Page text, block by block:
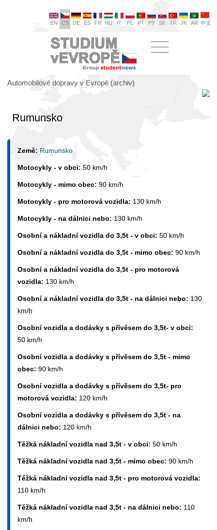
EN CS DE ES FR HU IT PL PT РУ SK TR УК AR 中文
Automobilové dopravy v Evropě (archiv)
Rumunsko
Země: Rumunsko
Motocykly - v obci: 50 km/h
Motocykly - mimo obec: 90 km/h
Motocykly - pro motorová vozidla: 130 km/h
Motocykly - na dálnici nebo: 130 km/h
Osobní a nákladní vozidla do 3,5t - v obci: 50 km/h
Osobní a nákladní vozidla do 3,5t - mimo obec: 90 km/h
Osobní a nákladní vozidla do 3,5t - pro motorová
vozidla: 130 km/h
Osobní a nákladní vozidla do 3,5t - na dálnici nebo: 130
km/h
Osobní vozidla a dodávky s přívěsem do 3,5t- v obci:
50 km/h
Osobní vozidla a dodávky s přívěsem do 3,5t - mimo
obec: 90 km/h
Osobní vozidla a dodávky s přívěsem do 3,5t- pro
motorová vozidla: 120 km/h
Osobní vozidla a dodávky s přívěsem do 3,5t - na
dálnici nebo: 120 km/h
Těžká nákladní vozidla nad 3,5t - v obci: 50 km/h
Těžká nákladní vozidla nad 3,5t - mimo obec: 90 km/h
Těžká nákladní vozidla nad 3,5t - pro motorová vozidla:
110 km/h
Těžká nákladní vozidla nad 3,5t - na dálnici nebo: 110
km/h